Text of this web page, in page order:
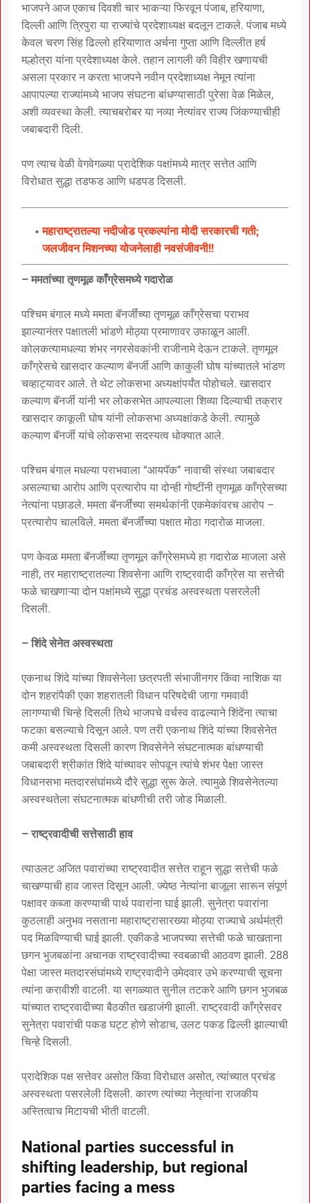
भाजपने आज एकाच दिवशी चार भाकऱ्या फिरवून पंजाब, हरियाणा,
दिल्ली आणि त्रिपुरा या राज्यांचे प्रदेशाध्यक्ष बदलून टाकले. पंजाब मध्ये
केवल चरण सिंह ढिल्लो हरियाणात अर्चना गुप्ता आणि दिल्लीत हर्ष
मल्होत्रा यांना प्रदेशाध्यक्ष केले. तहान लागली की विहीर खणायची
असला प्रकार न करता भाजपने नवीन प्रदेशाध्यक्ष नेमून त्यांना
आपापल्या राज्यांमध्ये भाजप संघटना बांधण्यासाठी पुरेसा वेळ मिळेल,
अशी व्यवस्था केली. त्याचबरोबर या नव्या नेत्यांवर राज्य जिंकण्याचीही
जबाबदारी दिली.
पण त्याच वेळी वेगवेगळ्या प्रादेशिक पक्षांमध्ये मात्र सत्तेत आणि
विरोधात सुद्धा तडफड आणि धडपड दिसली.
महाराष्ट्रातल्या नदीजोड प्रकल्पांना मोदी सरकारची गती;
जलजीवन मिशनच्या योजनेलाही नवसंजीवनी!!
– ममतांच्या तृणमूळ काँग्रेसमध्ये गदारोळ
पश्चिम बंगाल मध्ये ममता बॅनर्जींच्या तृणमूळ काँग्रेसचा पराभव
झाल्यानंतर पक्षातली भांडणे मोठ्या प्रमाणावर उफाळून आली.
कोलकत्यामधल्या शंभर नगरसेवकांनी राजीनामे देऊन टाकले. तृणमूल
काँग्रेसचे खासदार कल्याण बॅनर्जी आणि काकुली घोष यांच्यातले भांडण
चव्हाट्यावर आले. ते थेट लोकसभा अध्यक्षांपर्यंत पोहोचले. खासदार
कल्याण बॅनर्जी यांनी भर लोकसभेत आपल्याला शिव्या दिल्याची तक्रार
खासदार काकूली घोष यांनी लोकसभा अध्यक्षांकडे केली. त्यामुळे
कल्याण बॅनर्जी यांचे लोकसभा सदस्यत्व धोक्यात आले.
पश्चिम बंगाल मधल्या पराभवाला “आयपॅक” नावाची संस्था जबाबदार
असल्याचा आरोप आणि प्रत्यारोप या दोन्ही गोष्टींनी तृणमूळ काँग्रेसच्या
नेत्यांना पछाडले. ममता बॅनर्जींच्या समर्थकांनी एकमेकांवरच आरोप –
प्रत्यारोप चालविले. ममता बॅनर्जींच्या पक्षात मोठा गदारोळ माजला.
पण केवळ ममता बॅनर्जींच्या तृणमूल काँग्रेसमध्ये हा गदारोळ माजला असे
नाही, तर महाराष्ट्रातल्या शिवसेना आणि राष्ट्रवादी काँग्रेस या सत्तेची
फळे चाखणाऱ्या दोन पक्षांमध्ये सुद्धा प्रचंड अस्वस्थता पसरलेली
दिसली.
– शिंदे सेनेत अस्वस्थता
एकनाथ शिंदे यांच्या शिवसेनेला छत्रपती संभाजीनगर किंवा नाशिक या
दोन शहरांपैकी एका शहरातली विधान परिषदेची जागा गमवावी
लागण्याची चिन्हे दिसली तिथे भाजपचे वर्चस्व वाढल्याने शिंदेंना त्याचा
फटका बसल्याचे दिसून आले. पण तरी एकनाथ शिंदे यांच्या शिवसेनेत
कमी अस्वस्थता दिसली कारण शिवसेनेने संघटनात्मक बांधण्याची
जबाबदारी श्रीकांत शिंदे यांच्यावर सोपवून त्यांचे शंभर पेक्षा जास्त
विधानसभा मतदारसंघांमध्ये दौरे सुद्धा सुरू केले. त्यामुळे शिवसेनेतल्या
अस्वस्थतेला संघटनात्मक बांधणीची तरी जोड मिळाली.
– राष्ट्रवादीची सत्तेसाठी हाव
त्याउलट अजित पवारांच्या राष्ट्रवादीत सत्तेत राहून सुद्धा सत्तेची फळे
चाखण्याची हाव जास्त दिसून आली. ज्येष्ठ नेत्यांना बाजूला सारून संपूर्ण
पक्षावर कब्जा करण्याची पार्थ पवारांना घाई झाली. सुनेत्रा पवारांना
कुठलाही अनुभव नसताना महाराष्ट्रासारख्या मोठ्या राज्याचे अर्थमंत्री
पद मिळविण्याची घाई झाली. एकीकडे भाजपच्या सत्तेची फळे चाखताना
छगन भुजबळांना अचानक राष्ट्रवादीच्या स्वबळाची आठवण झाली. 288
पेक्षा जास्त मतदारसंघांमध्ये राष्ट्रवादीने उमेदवार उभे करण्याची सूचना
त्यांना करावीशी वाटली. या सगळ्यात सुनील तटकरे आणि छगन भुजबळ
यांच्यात राष्ट्रवादीच्या बैठकीत खडाजंगी झाली. राष्ट्रवादी काँग्रेसवर
सुनेत्रा पवारांची पकड घट्ट होणे सोडाच, उलट पकड ढिल्ली झाल्याची
चिन्हे दिसली.
प्रादेशिक पक्ष सत्तेवर असोत किंवा विरोधात असोत, त्यांच्यात प्रचंड
अस्वस्थता पसरलेली दिसली. कारण त्यांच्या नेतृत्वांना राजकीय
अस्तित्वाच मिटायची भीती वाटली.
National parties successful in
shifting leadership, but regional
parties facing a mess